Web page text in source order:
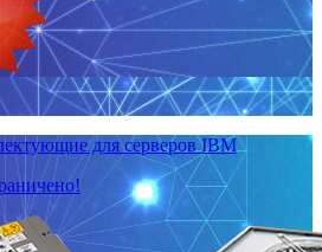
для серверов IBM